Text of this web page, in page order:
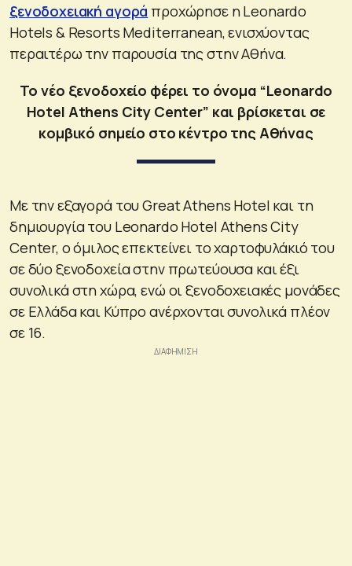
ξενοδοχειακή αγορά προχώρησε η Leonardo
Hotels & Resorts Mediterranean, ενισχύοντας
περαιτέρω την παρουσία της στην Αθήνα.
Το νέο ξενοδοχείο φέρει το όνομα “Leonardo
Hotel Athens City Center” και βρίσκεται σε
κομβικό σημείο στο κέντρο της Αθήνας
Με την εξαγορά του Great Athens Hotel και τη
δημιουργία του Leonardo Hotel Athens City
Center, ο όμιλος επεκτείνει το χαρτοφυλάκιό του
σε δύο ξενοδοχεία στην πρωτεύουσα και έξι
συνολικά στη χώρα, ενώ οι ξενοδοχειακές μονάδες
σε Ελλάδα και Κύπρο ανέρχονται συνολικά πλέον
σε 16.